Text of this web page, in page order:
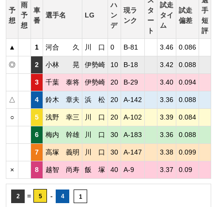
予
想
雨
予
想
車
番
選手名 LG
ハ
ン
デ
現ラ
ンク
タ
ー
ト
試走
タイ
ム
試走
偏差
手
短
評
▲ 1 河合 久 川 口 0 B-81 3.46 0.086
◎ 2 小林 晃 伊勢崎 10 B-18 3.42 0.088
3 千葉 泰将 伊勢崎 20 B-29 3.40 0.094
△ 4 鈴木 章夫 浜 松 20 A-142 3.36 0.088
○ 5 浅野 幸三 川 口 20 A-102 3.39 0.084
6 梅内 幹雄 川 口 30 A-183 3.36 0.088
7 高塚 義明 川 口 30 A-147 3.38 0.099
× 8 越智 尚寿 飯 塚 40 A-9 3.37 0.09
2 = 5 - 4 1